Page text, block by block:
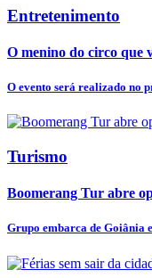
Entretenimento
O menino do circo que
O evento será realizado no
Turismo
Boomerang Tur abre
Grupo embarca de Goiânia